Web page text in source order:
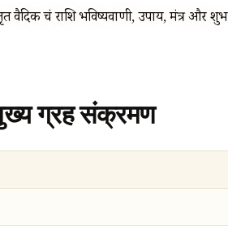
चंद्र राशि भविष्यवाणी, उपाय, मंत्र और शुभ
ग्रह संक्रमण